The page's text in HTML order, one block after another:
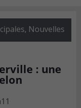
, Nouvelles
: une